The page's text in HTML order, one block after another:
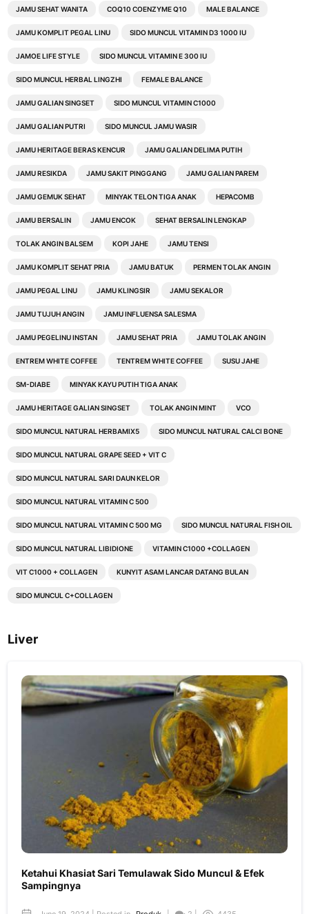
JAMU SEHAT WANITA COQ10 COENZYME Q10 MALE BALANCE
JAMU KOMPLIT PEGAL LINU SIDO MUNCUL VITAMIN D3 1000 IU
JAMOE LIFE STYLE SIDO MUNCUL VITAMIN E 300 IU
SIDO MUNCUL HERBAL LINGZHI FEMALE BALANCE
JAMU GALIAN SINGSET SIDO MUNCUL VITAMIN C1000
JAMU GALIAN PUTRI SIDO MUNCUL JAMU WASIR
JAMU HERITAGE BERAS KENCUR JAMU GALIAN DELIMA PUTIH
JAMU RESIKDA JAMU SAKIT PINGGANG JAMU GALIAN PAREM
JAMU GEMUK SEHAT MINYAK TELON TIGA ANAK HEPACOMB
JAMU BERSALIN JAMU ENCOK SEHAT BERSALIN LENGKAP
TOLAK ANGIN BALSEM KOPI JAHE JAMU TENSI
JAMU KOMPLIT SEHAT PRIA JAMU BATUK PERMEN TOLAK ANGIN
JAMU PEGAL LINU JAMU KLINGSIR JAMU SEKALOR
JAMU TUJUH ANGIN JAMU INFLUENSA SALESMA
JAMU PEGELINU INSTAN JAMU SEHAT PRIA JAMU TOLAK ANGIN
ENTREM WHITE COFFEE TENTREM WHITE COFFEE SUSU JAHE
SM-DIABE MINYAK KAYU PUTIH TIGA ANAK
JAMU HERITAGE GALIAN SINGSET TOLAK ANGIN MINT VCO
SIDO MUNCUL NATURAL HERBAMIX5 SIDO MUNCUL NATURAL CALCI BONE
SIDO MUNCUL NATURAL GRAPE SEED + VIT C
SIDO MUNCUL NATURAL SARI DAUN KELOR
SIDO MUNCUL NATURAL VITAMIN C 500
SIDO MUNCUL NATURAL VITAMIN C 500 MG SIDO MUNCUL NATURAL FISH OIL
SIDO MUNCUL NATURAL LIBIDIONE VITAMIN C1000 +COLLAGEN
VIT C1000 + COLLAGEN KUNYIT ASAM LANCAR DATANG BULAN
SIDO MUNCUL C+COLLAGEN
Liver
Ketahui Khasiat Sari Temulawak Sido Muncul & Efek
Sampingnya